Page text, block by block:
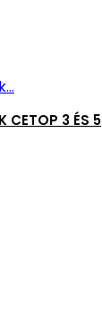
CETOP 3 ÉS 5